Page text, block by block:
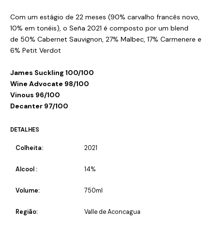
Com um estágio de 22 meses (90% carvalho francês novo,
10% em tonéis), o Seña 2021 é composto por um blend
de 50% Cabernet Sauvignon, 27% Malbec, 17% Carmenere e
6% Petit Verdot
James Suckling 100/100
Wine Advocate 98/100
Vinous 96/100
Decanter 97/100
DETALHES
Colheita: 2021
Alcool : 14%
Volume: 750ml
Região: Valle de Aconcagua